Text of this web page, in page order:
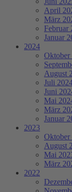
April
März
Februar
Januar
2024
Oktober
August
Juli
Juni
Mai
März
Januar
2023
Oktober
August
Mai
März
2022